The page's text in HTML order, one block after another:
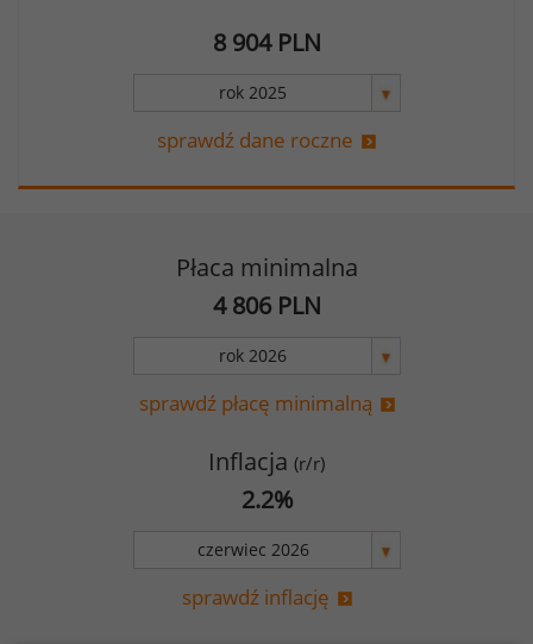
8 904PLN
sprawdź dane roczne
Płaca minimalna
4 806PLN
sprawdź płacę minimalną
Inflacja (r/r)
2.2%
sprawdź inflację